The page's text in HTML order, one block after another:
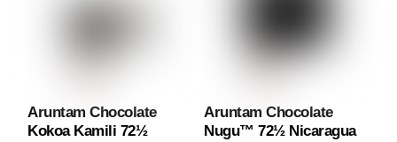
Aruntam Chocolate
Kokoa Kamili 72½
Aruntam Chocolate
Nugu™ 72½ Nicaragua